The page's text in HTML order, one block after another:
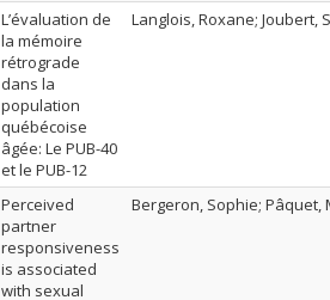
L’évaluation de
la mémoire
rétrograde
dans la
population
québécoise
âgée: Le PUB-40
et le PUB-12
Langlois, Roxane; Joubert,
Perceived
partner
responsiveness
is associated
with sexual
Bergeron, Sophie; Pâquet,